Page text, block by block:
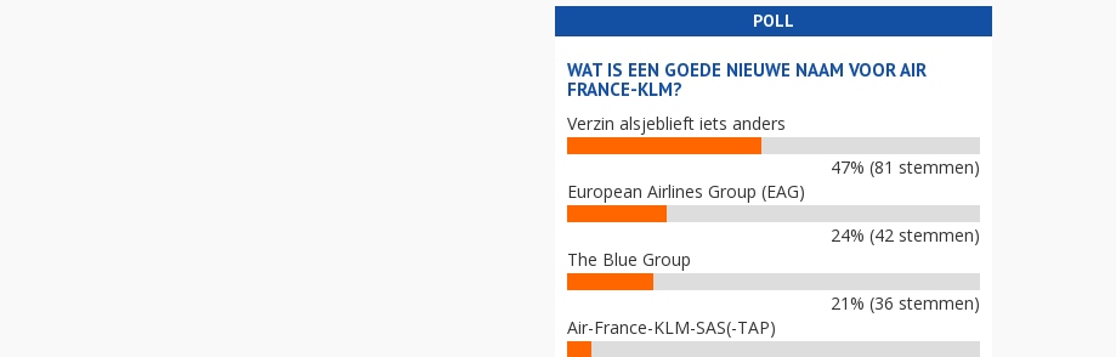
POLL
WAT IS EEN GOEDE NIEUWE NAAM VOOR AIR
FRANCE-KLM?
Verzin alsjeblieft iets anders
47% (81 stemmen)
European Airlines Group (EAG)
24% (42 stemmen)
The Blue Group
21% (36 stemmen)
Air-France-KLM-SAS(-TAP)